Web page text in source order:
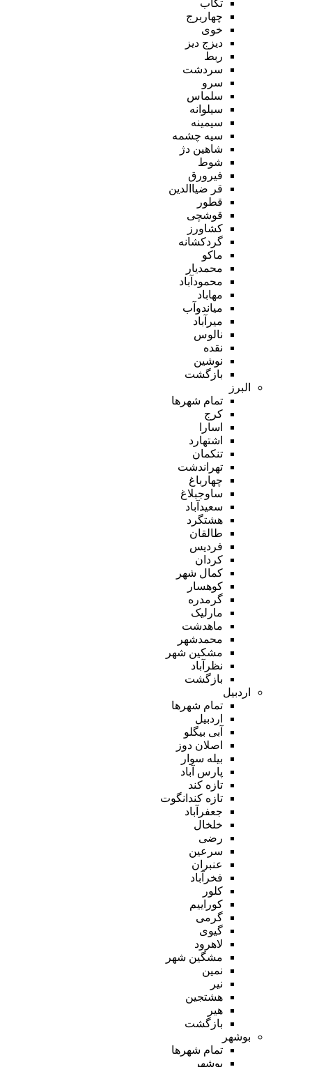
تکاب
چهاربرج
خوی
دیزج دیز
ربط
سردشت
سرو
سلماس
سیلوانه
سیمینه
سیه چشمه
شاهین دژ
شوط
فیرورق
قر ضیاالدین
قطور
قوشچی
کشاورز
گردکشانه
ماکو
محمدیار
محمودآباد
مهاباد
میاندوآب
میرآباد
نالوس
نقده
نوشین
بازگشت
البرز
تمام شهر‌ها
کرج
اسارا
اشتهارد
تنکمان
تهراندشت
چهارباغ
ساوجبلاغ
سعیدآباد
هشتگرد
طالقان
فردیس
کردان
کمال شهر
کوهسار
گرمدره
مارلیک
ماهدشت
محمدشهر
مشکین شهر
نظرآباد
بازگشت
اردبیل
تمام شهر‌ها
اردبیل
آبی بیگلو
اصلان دوز
بیله سوار
پارس آباد
تازه کند
تازه کندانگوت
جعفرآباد
خلخال
رضی
سرعین
عنبران
فخرآباد
کلور
کوراییم
گرمی
گیوی
لاهرود
مشگین شهر
نمین
نیر
هشتجین
هیر
بازگشت
بوشهر
تمام شهر‌ها
بوشهر